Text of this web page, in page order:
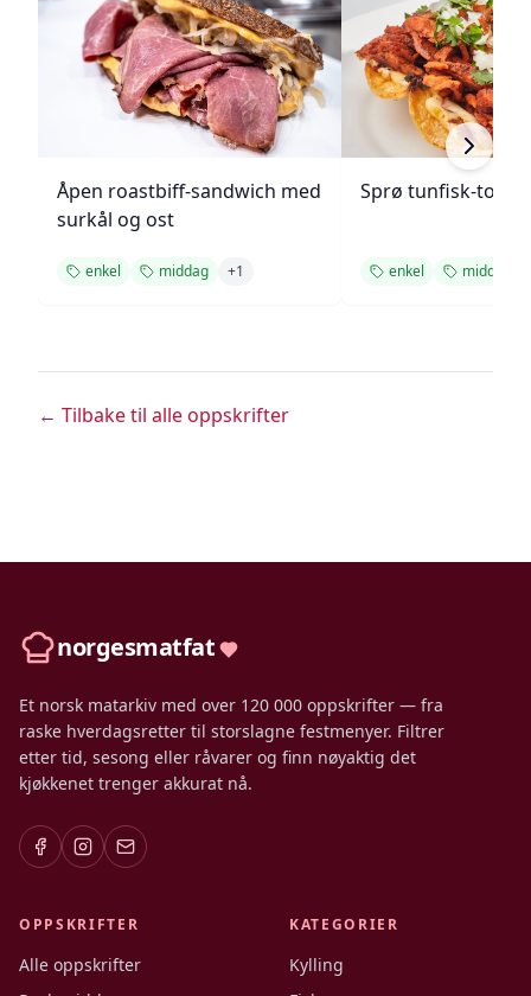
Åpen roastbiff-sandwich med
surkål og ost
enkel middag +1
Sprø tunfisk-
enkel middag
← Tilbake til alle oppskrifter
norgesmatfat
Et norsk matarkiv med over 120 000 oppskrifter — fra
raske hverdagsretter til storslagne festmenyer. Filtrer
etter tid, sesong eller råvarer og finn nøyaktig det
kjøkkenet trenger akkurat nå.
OPPSKRIFTER
Alle oppskrifter
KATEGORIER
Kylling